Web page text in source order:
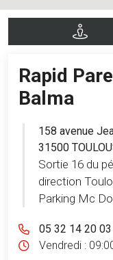
Rapid
Balma
158 avenue
31500
Sortie 16 du
direction
Parking Mc
05 32 14 20 03
Vendredi :